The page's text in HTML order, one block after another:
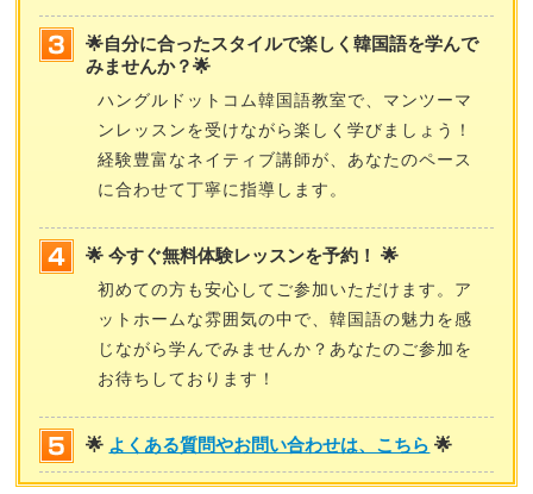
🌟自分に合ったスタイルで楽しく韓国語を学んで
みませんか？🌟
ハングルドットコム韓国語教室で、マンツーマ
ンレッスンを受けながら楽しく学びましょう！
経験豊富なネイティブ講師が、あなたのペース
に合わせて丁寧に指導します。
🌟 今すぐ無料体験レッスンを予約！ 🌟
初めての方も安心してご参加いただけます。ア
ットホームな雰囲気の中で、韓国語の魅力を感
じながら学んでみませんか？あなたのご参加を
お待ちしております！
🌟 よくある質問やお問い合わせは、こちら 🌟